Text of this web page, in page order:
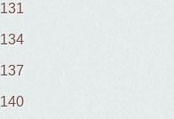
131
134
137
140